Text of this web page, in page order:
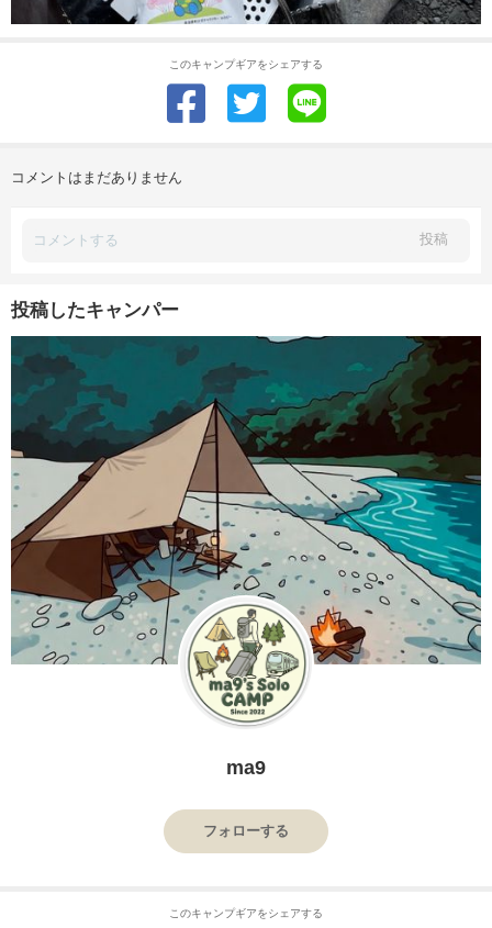
このキャンプギアをシェアする
コメントはまだありません
投稿
投稿したキャンパー
ma9
フォローする
このキャンプギアをシェアする